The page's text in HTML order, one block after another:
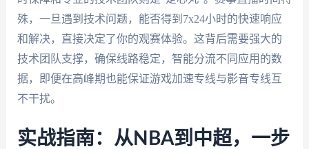
殊，一旦遇到技术问题，能否得到7x24小时的快速响应
和解决，直接决定了你的观赛体验。这背后需要强大的
技术团队支撑，确保线路稳定，智能分流不同应用的数
据，即便在高峰期也能保证游戏加速专线与影音专线互
不干扰。
实战指南：从NBA到中超，一步